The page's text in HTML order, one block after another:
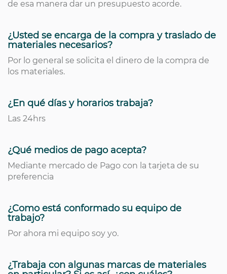
de esa manera dar un presupuesto acorde.
¿Usted se encarga de la compra y traslado de
materiales necesarios?
Por lo general se solicita el dinero de la compra de
los materiales.
¿En qué días y horarios trabaja?
Las 24hrs
¿Qué medios de pago acepta?
Mediante mercado de Pago con la tarjeta de su
preferencia
¿Como está conformado su equipo de
trabajo?
Por ahora mi equipo soy yo.
¿Trabaja con algunas marcas de materiales